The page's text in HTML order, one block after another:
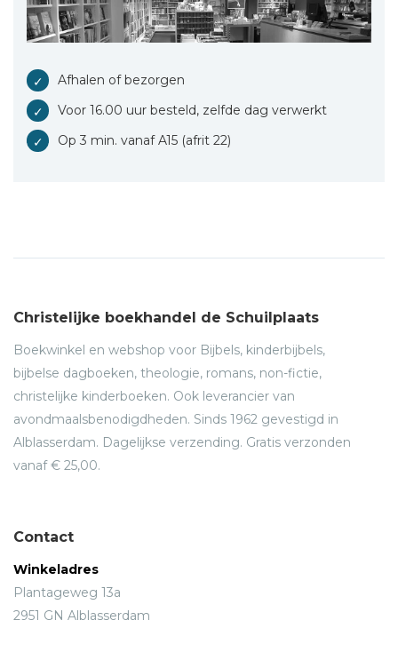
Afhalen of bezorgen
Voor 16.00 uur besteld, zelfde dag verwerkt
Op 3 min. vanaf A15 (afrit 22)
Christelijke boekhandel de Schuilplaats
Boekwinkel en webshop voor Bijbels, kinderbijbels,
bijbelse dagboeken, theologie, romans, non-fictie,
christelijke kinderboeken. Ook leverancier van
avondmaalsbenodigdheden. Sinds 1962 gevestigd in
Alblasserdam. Dagelijkse verzending. Gratis verzonden
vanaf € 25,00.
Contact
Winkeladres
Plantageweg 13a
2951 GN Alblasserdam